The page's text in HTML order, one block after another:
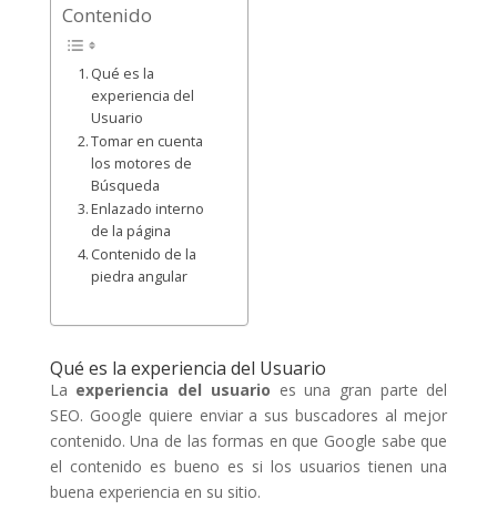
Contenido
Qué es la
experiencia del
Usuario
Tomar en cuenta
los motores de
Búsqueda
Enlazado interno
de la página
Contenido de la
piedra angular
Qué es la experiencia del Usuario
La experiencia del usuario es una gran parte del
SEO. Google quiere enviar a sus buscadores al mejor
contenido. Una de las formas en que Google sabe que
el contenido es bueno es si los usuarios tienen una
buena experiencia en su sitio.